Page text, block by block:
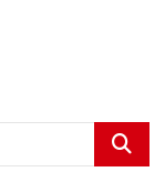
Buscar...